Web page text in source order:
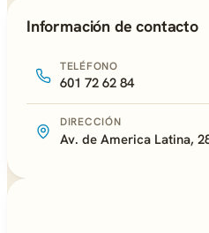
Información de contacto
TELÉFONO
601 72 62 84
DIRECCIÓN
Av. de America Latina,